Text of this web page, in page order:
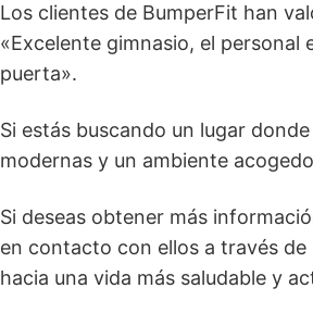
Los clientes de BumperFit han
«Excelente gimnasio, el
puerta».
Si estás buscando un lugar
modernas y un ambiente
Si deseas obtener más
en contacto con ellos a través
hacia una vida más saludable y